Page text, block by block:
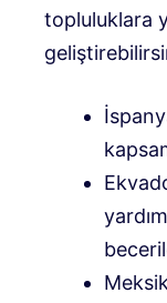
topluluklara